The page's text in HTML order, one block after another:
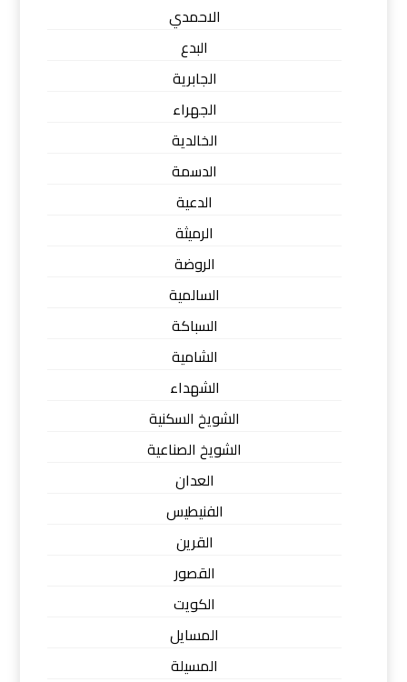
الاحمدي
البدع
الجابرية
الجهراء
الخالدية
الدسمة
الدعية
الرميثة
الروضة
السالمية
السباكة
الشامية
الشهداء
الشويخ السكنية
الشويخ الصناعية
العدان
الفنيطيس
القرين
القصور
الكويت
المسايل
المسيلة